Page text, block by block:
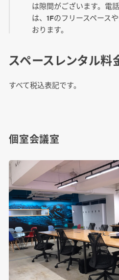
は隙間がございます。電
は、1Fのフリースペース
おります。
スペースレンタル料
すべて税込表記です。
個室会議室